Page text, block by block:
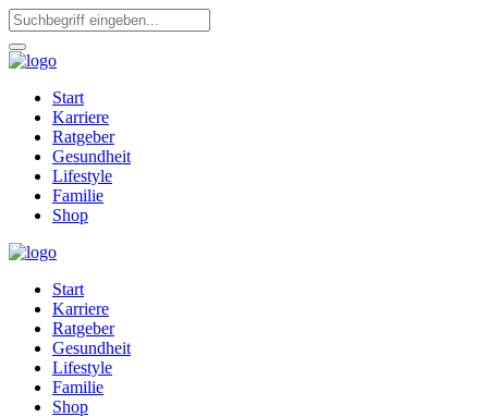
Start
Karriere
Ratgeber
Gesundheit
Lifestyle
Familie
Shop
Start
Karriere
Ratgeber
Gesundheit
Lifestyle
Familie
Shop